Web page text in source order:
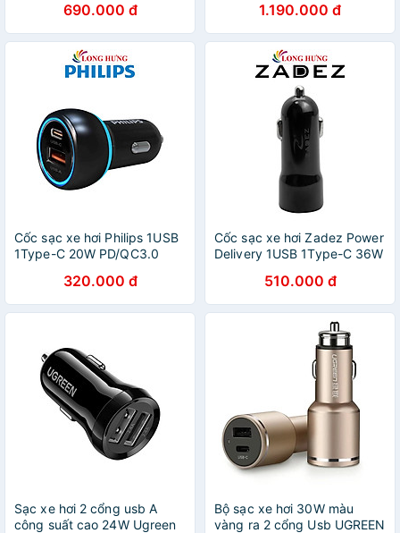
000CP25597 - Hàng chính
hãng
690.000 đ
ACP02562 - Hàng chính
hãng
1.190.000 đ
Cốc sạc xe hơi Philips 1USB
1Type-C 20W PD/QC3.0
320.000 đ
Cốc sạc xe hơi Zadez Power
Delivery 1USB 1Type-C 36W
510.000 đ
Sạc xe hơi 2 cổng usb A
công suất cao 24W Ugreen
Bộ sạc xe hơi 30W màu
vàng ra 2 cổng Usb UGREEN